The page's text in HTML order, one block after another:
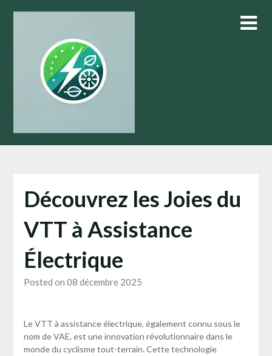
Découvrez les Joies du
VTT à Assistance
Électrique
Posted on 08 décembre 2025
Le VTT à assistance électrique, également connu sous le
nom de VAE, est une innovation révolutionnaire dans le
monde du cyclisme tout-terrain. Cette technologie